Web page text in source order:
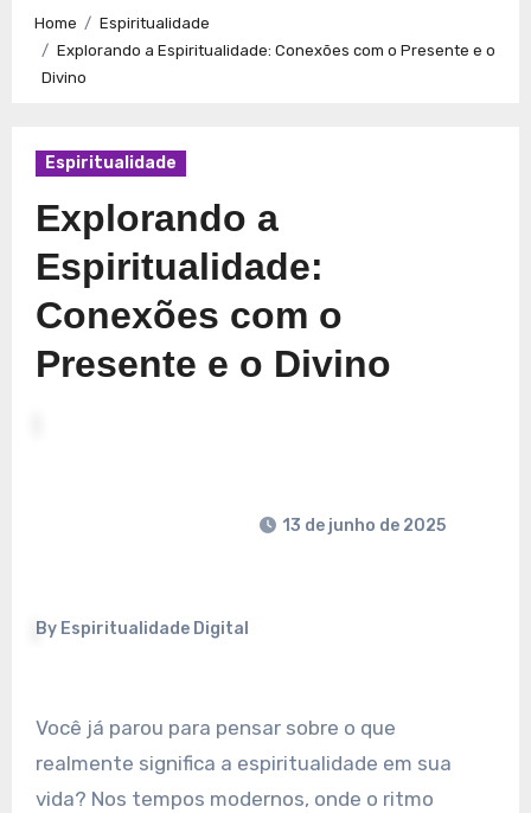
Caminhos para a Plenitude no Presente
Espiritualidade: Conexão e Significado no Presente
Home
Espiritualidade
Explorando a Espiritualidade: Conexões com o Presente e o
Divino
Espiritualidade
Explorando a
Espiritualidade:
Conexões com o
Presente e o Divino
By Espiritualidade Digital
13 de junho de 2025
Você já parou para pensar sobre o que
realmente significa a espiritualidade em sua
vida? Nos tempos modernos, onde o ritmo